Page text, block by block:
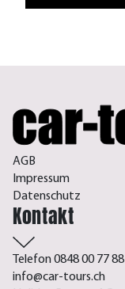
AGB
Impressum
Datenschutz
Kontakt
Telefon 0848 00 77 88
info@car-tours.ch